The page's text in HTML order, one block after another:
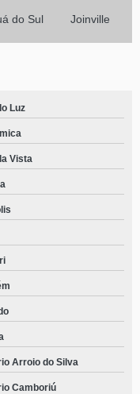
do Sul Joinville
Luz
Vista
Arroio do Silva
Camboriú